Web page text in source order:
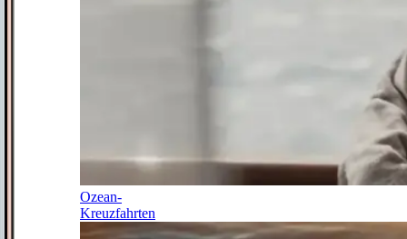
Ozean-
Kreuzfahrten